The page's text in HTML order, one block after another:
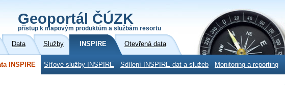
Geoportál ČÚZK
přístup k mapovým produktům a službám resortu
Data Služby INSPIRE Otevřená data
INSPIRE Síťové služby INSPIRE Sdílení INSPIRE dat a služeb Monitoring a reporting